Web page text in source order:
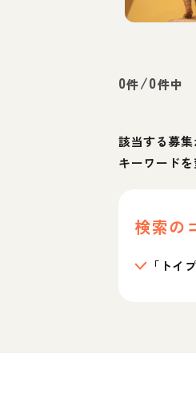
0件/0件中
該当する募集
キーワードを
検索の
「トイ